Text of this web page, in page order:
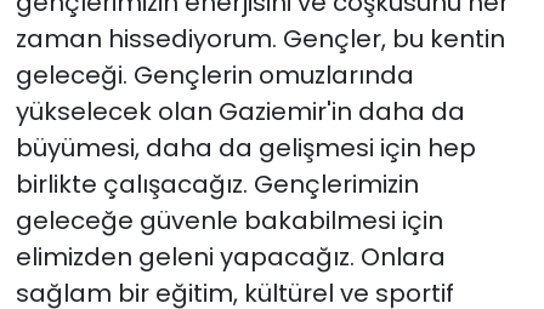
zaman hissediyorum. Gençler, bu kentin
geleceği. Gençlerin omuzlarında
yükselecek olan Gaziemir'in daha da
büyümesi, daha da gelişmesi için hep
birlikte çalışacağız. Gençlerimizin
geleceğe güvenle bakabilmesi için
elimizden geleni yapacağız. Onlara
sağlam bir eğitim, kültürel ve sportif